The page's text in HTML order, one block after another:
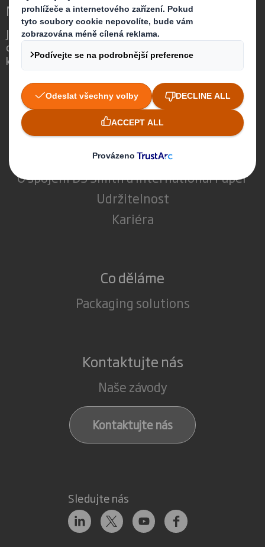
Nové druhy obalů pro měnící se svět
Jsme jiní, protože si uvědomujeme, že
obaly mohou hrát důležitou roli ve světě
kolem nás.
Kdo jsme
Více o DS Smith
Více o International Paper
O spojení DS Smith a International Paper
Udržitelnost
Kariéra
Co děláme
Packaging solutions
Kontaktujte nás
Naše závody
Kontaktujte nás
Sledujte nás